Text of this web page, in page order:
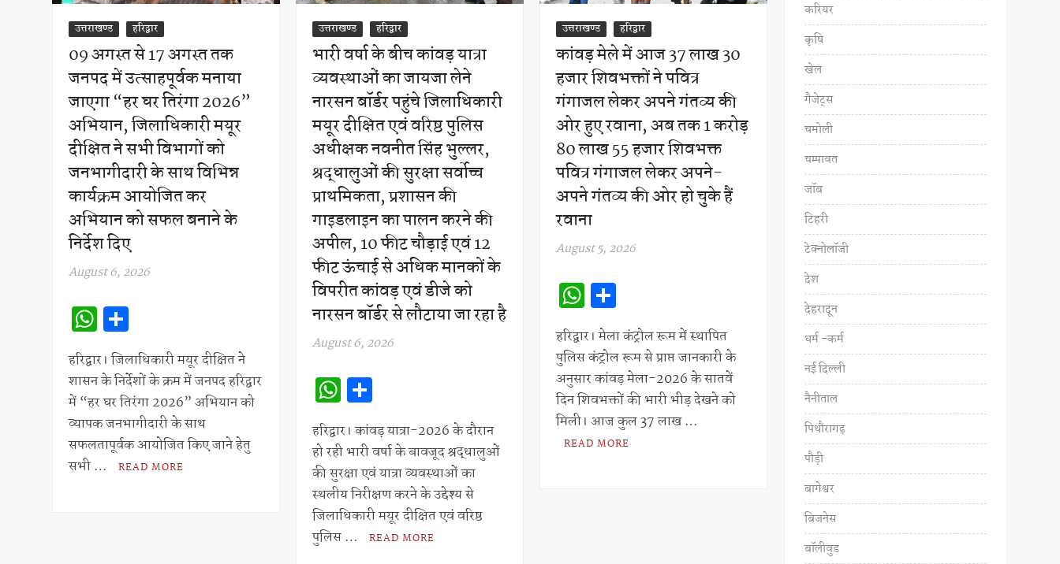
उत्तराखण्ड हरिद्वार
09 अगस्त से 17 अगस्त तक
जनपद में उत्साहपूर्वक मनाया
जाएगा “हर घर तिरंगा 2026”
अभियान, जिलाधिकारी मयूर
दीक्षित ने सभी विभागों को
जनभागीदारी के साथ विभिन्न
कार्यक्रम आयोजित कर
अभियान को सफल बनाने के
निर्देश दिए
August 6, 2026
W
h
at
s
A
p
p
h
ar
e
हरिद्वार। जिलाधिकारी मयूर दीक्षित ने
शासन के निर्देशों के क्रम में जनपद हरिद्वार
में “हर घर तिरंगा 2026” अभियान को
व्यापक जनभागीदारी के साथ
सफलतापूर्वक आयोजित किए जाने हेतु
सभी …
READ MORE
उत्तराखण्ड हरिद्वार
भारी वर्षा के बीच कांवड़ यात्रा
व्यवस्थाओं का जायजा लेने
नारसन बॉर्डर पहुंचे जिलाधिकारी
मयूर दीक्षित एवं वरिष्ठ पुलिस
अधीक्षक नवनीत सिंह भुल्लर,
श्रद्धालुओं की सुरक्षा सर्वोच्च
प्राथमिकता, प्रशासन की
गाइडलाइन का पालन करने की
अपील, 10 फीट चौड़ाई एवं 12
फीट ऊंचाई से अधिक मानकों के
विपरीत कांवड़ एवं डीजे को
नारसन बॉर्डर से लौटाया जा रहा है
August 6, 2026
W
h
at
s
A
p
p
h
ar
e
हरिद्वार। कांवड़ यात्रा-2026 के दौरान
हो रही भारी वर्षा के बावजूद श्रद्धालुओं
की सुरक्षा एवं यात्रा व्यवस्थाओं का
स्थलीय निरीक्षण करने के उद्देश्य से
जिलाधिकारी मयूर दीक्षित एवं वरिष्ठ
पुलिस …
READ MORE
उत्तराखण्ड हरिद्वार
कांवड़ मेले में आज 37 लाख 30
हजार शिवभक्तों ने पवित्र
गंगाजल लेकर अपने गंतव्य की
ओर हुए रवाना, अब तक 1 करोड़
80 लाख 55 हजार शिवभक्त
पवित्र गंगाजल लेकर अपने-
अपने गंतव्य की ओर हो चुके हैं
रवाना
August 5, 2026
W
h
at
s
A
p
p
h
ar
e
हरिद्वार। मेला कंट्रोल रूम में स्थापित
पुलिस कंट्रोल रूम से प्राप्त जानकारी के
अनुसार कांवड़ मेला-2026 के सातवें
दिन शिवभक्तों की भारी भीड़ देखने को
मिली। आज कुल 37 लाख …
READ MORE
करियर
कृषि
खेल
गैजेट्स
चमोली
चम्पावत
जॉब
टिहरी
टेक्नोलॉजी
देश
देहरादून
धर्म -कर्म
नई दिल्ली
नैनीताल
पिथौरागढ़
पौड़ी
बागेश्वर
बिजनेस
बॉलीवुड